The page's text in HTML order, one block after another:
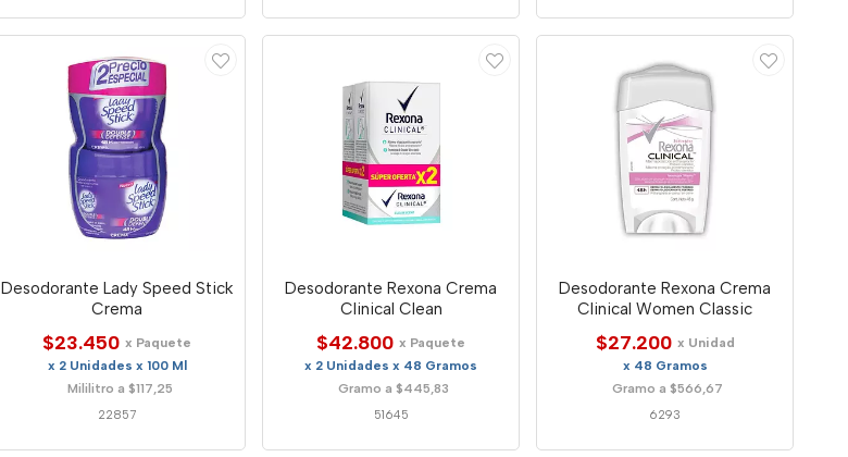
Desodorante Lady Speed Stick
Crema
$23.450 x Paquete
x 2 Unidades x 100 Ml
Mililitro a $117,25
22857
Desodorante Rexona Crema
Clinical Clean
$42.800 x Paquete
x 2 Unidades x 48 Gramos
Gramo a $445,83
51645
Desodorante Rexona Crema
Clinical Women Classic
$27.200 x Unidad
x 48 Gramos
Gramo a $566,67
6293